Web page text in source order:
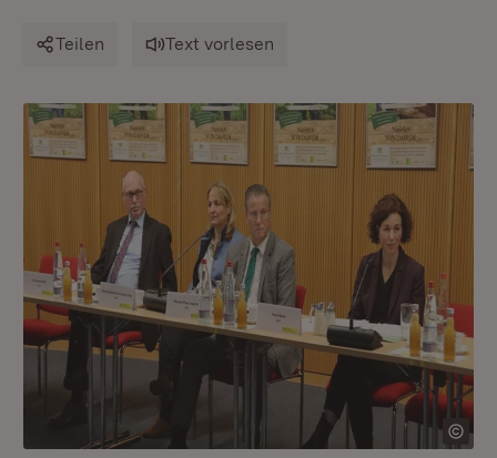
Teilen Text vorlesen